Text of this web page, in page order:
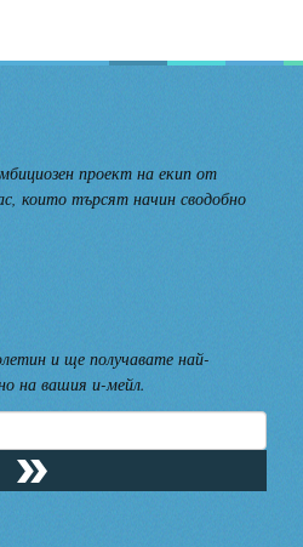
проект на екип от
които търсят начин сводобно
и ще получавате най-
на вашия и-мейл.